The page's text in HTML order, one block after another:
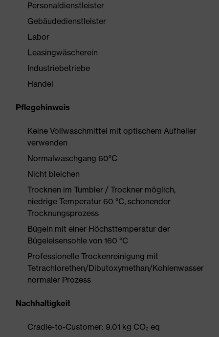
Personaldienstleister
Gebäudedienstleister
Labor
Leasingwäscherein
Industriebetriebe
Handel
Pflegehinweis
Keine Vollwaschmittel mit optischem Aufheller
verwenden
Normalwaschgang 60°C
Nicht bleichen
Trocknen im Tumbler / Trockner möglich,
niedrige Temperatur 60 °C, schonender
Trocknungsprozess
Bügeln mit einer Höchsttemperatur der
Bügeleisensohle von 160 °C
Professionelle Trockenreinigung mit
Tetrachlorethen/Dibutoxymethan/
normaler Prozess
Nachhaltigkeit
Cradle-to-Customer: 9.01 kg CO₂ eq